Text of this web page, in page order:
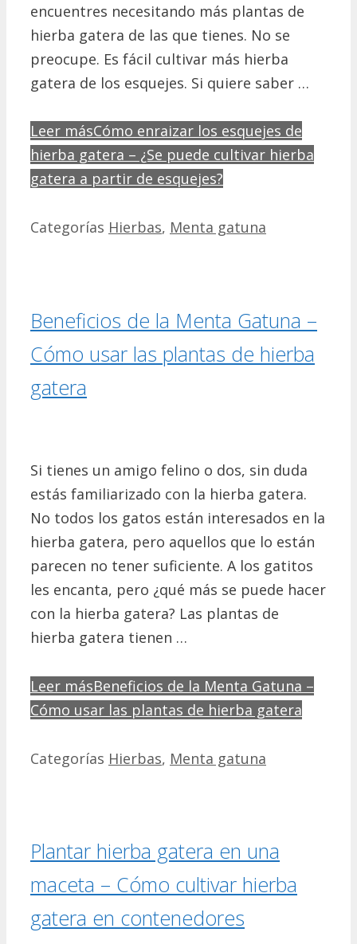
encuentres necesitando más plantas de
hierba gatera de las que tienes. No se
preocupe. Es fácil cultivar más hierba
gatera de los esquejes. Si quiere saber …
Leer másCómo enraizar los esquejes de
hierba gatera – ¿Se puede cultivar hierba
gatera a partir de esquejes?
Categorías Hierbas, Menta gatuna
Beneficios de la Menta Gatuna –
Cómo usar las plantas de hierba
gatera
Si tienes un amigo felino o dos, sin duda
estás familiarizado con la hierba gatera.
No todos los gatos están interesados en la
hierba gatera, pero aquellos que lo están
parecen no tener suficiente. A los gatitos
les encanta, pero ¿qué más se puede hacer
con la hierba gatera? Las plantas de
hierba gatera tienen …
Leer másBeneficios de la Menta Gatuna –
Cómo usar las plantas de hierba gatera
Categorías Hierbas, Menta gatuna
Plantar hierba gatera en una
maceta – Cómo cultivar hierba
gatera en contenedores